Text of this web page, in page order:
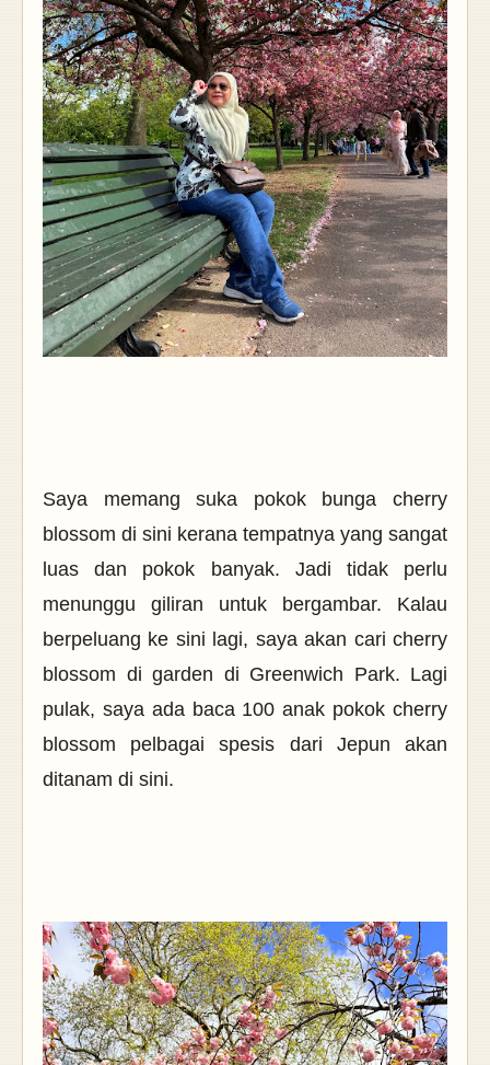
Saya memang suka pokok bunga cherry
blossom di sini kerana tempatnya yang sangat
luas dan pokok banyak. Jadi tidak perlu
menunggu giliran untuk bergambar. Kalau
berpeluang ke sini lagi, saya akan cari cherry
blossom di garden di Greenwich Park. Lagi
pulak, saya ada baca 100 anak pokok cherry
blossom pelbagai spesis dari Jepun akan
ditanam di sini.